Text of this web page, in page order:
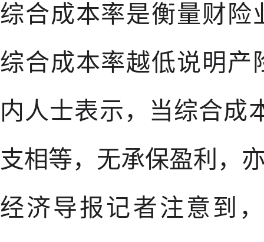
综合成本率是衡量财险
综合成本率越低说明产
内人士表示，当综合成
支相等，无承保盈利，
经济导报记者注意到